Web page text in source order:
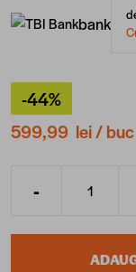
bank
-44%
599,99 lei/ buc
Cantitate
-